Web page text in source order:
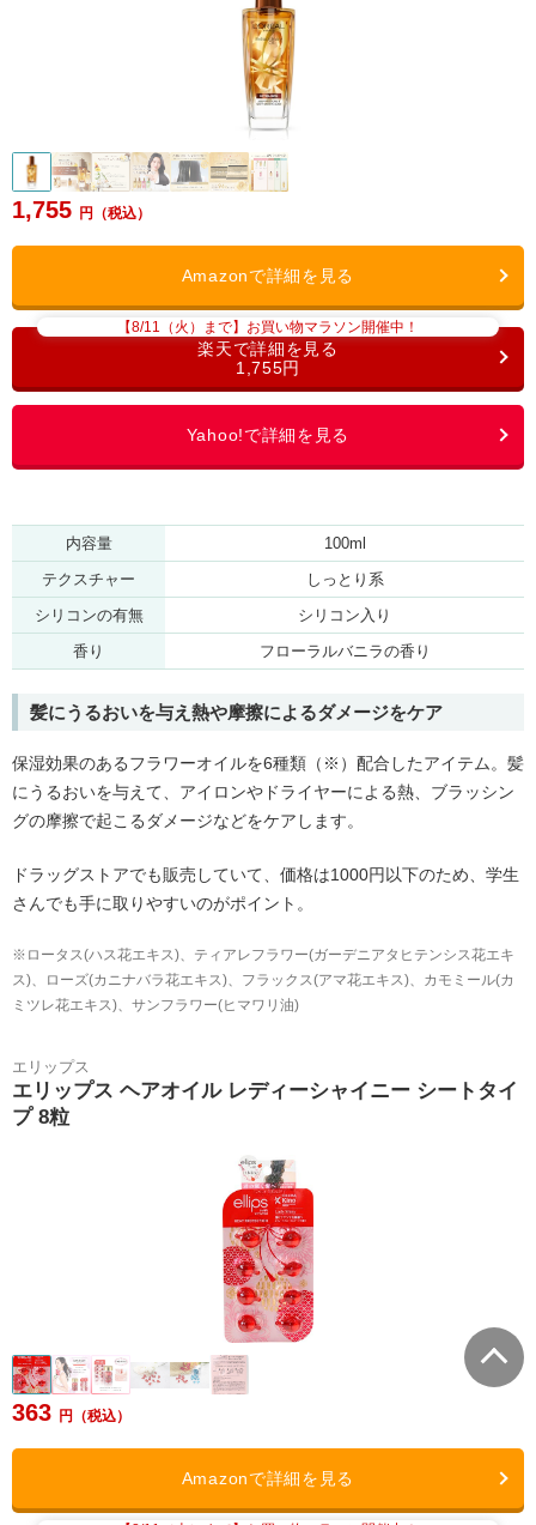
1,755
【8/11（火）まで】お買い物マラソン開催中！
1,755円
内容量
100ml
テクスチャー
しっとり系
シリコンの有無
シリコン入り
香り
フローラルバニラの香り
髪にうるおいを与え熱や摩擦によるダメージをケア
保湿効果のあるフラワーオイルを6種類（※）配合したアイテム。髪
にうるおいを与えて、アイロンやドライヤーによる熱、ブラッシン
グの摩擦で起こるダメージなどをケアします。
ドラッグストアでも販売していて、価格は1000円以下のため、学生
さんでも手に取りやすいのがポイント。
※ロータス(ハス花エキス)、ティアレフラワー(ガーデニアタヒテンシス花エキ
ス)、ローズ(カニナバラ花エキス)、フラックス(アマ花エキス)、カモミール(カ
ミツレ花エキス)、サンフラワー(ヒマワリ油)
エリップス
エリップス ヘアオイル レディーシャイニー シートタイ
プ 8粒
363